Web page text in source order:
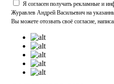
Я согласен получать рекламные и
Журавлев Андрей Васильевич на
Вы можете отозвать своё согласие,